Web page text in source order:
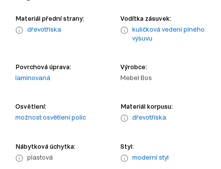
Materiál přední strany:
dřevotříska
Vodítka zásuvek:
kuličková vedení plného
výsuvu
Povrchová úprava:
laminovaná
Výrobce:
Mebel Bos
Osvětlení:
možnost osvětlení polic
Materiál korpusu:
dřevotříska
Nábytková úchytka:
plastová
Styl:
moderní styl